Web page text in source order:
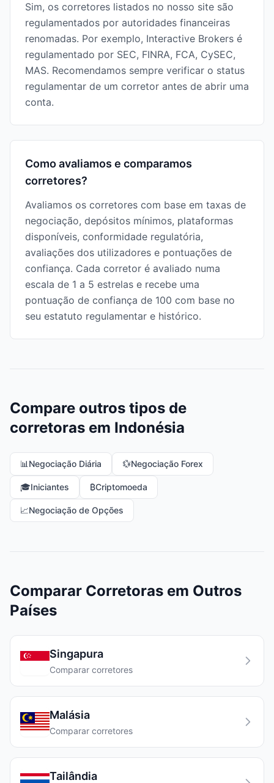
Sim, os corretores listados no nosso site são
regulamentados por autoridades financeiras
renomadas. Por exemplo, Interactive Brokers é
regulamentado por SEC, FINRA, FCA, CySEC,
MAS. Recomendamos sempre verificar o status
regulamentar de um corretor antes de abrir uma
conta.
Como avaliamos e comparamos
corretores?
Avaliamos os corretores com base em taxas de
negociação, depósitos mínimos, plataformas
disponíveis, conformidade regulatória,
avaliações dos utilizadores e pontuações de
confiança. Cada corretor é avaliado numa
escala de 1 a 5 estrelas e recebe uma
pontuação de confiança de 100 com base no
seu estatuto regulamentar e histórico.
Compare outros tipos de
corretoras em Indonésia
📊 Negociação Diária 💱Negociação Forex
🎓Iniciantes ₿Criptomoeda
📈Negociação de Opções
Comparar Corretoras em Outros
Países
Singapura
Comparar corretores
Malásia
Comparar corretores
Tailândia